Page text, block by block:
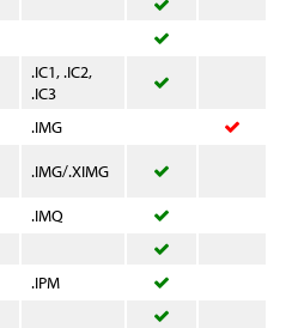
.IC1, .IC2,
.IC3
.IMG
.IMG/.XIMG
.IMQ
.IPM